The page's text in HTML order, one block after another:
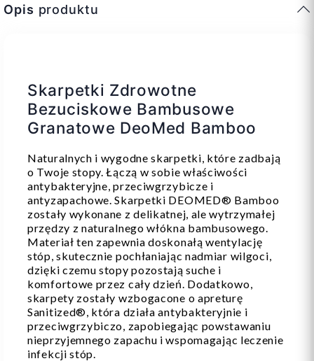
Opis produktu
Skarpetki Zdrowotne
Bezuciskowe Bambusowe
Granatowe DeoMed Bamboo
Naturalnych i wygodne skarpetki, które zadbają
o Twoje stopy. Łączą w sobie właściwości
antybakteryjne, przeciwgrzybicze i
antyzapachowe. Skarpetki DEOMED® Bamboo
zostały wykonane z delikatnej, ale wytrzymałej
przędzy z naturalnego włókna bambusowego.
Materiał ten zapewnia doskonałą wentylację
stóp, skutecznie pochłaniając nadmiar wilgoci,
dzięki czemu stopy pozostają suche i
komfortowe przez cały dzień. Dodatkowo,
skarpety zostały wzbogacone o apreturę
Sanitized®, która działa antybakteryjnie i
przeciwgrzybiczo, zapobiegając powstawaniu
nieprzyjemnego zapachu i wspomagając leczenie
infekcji stóp.